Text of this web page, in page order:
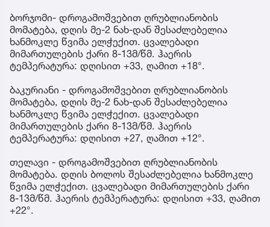
ბორჯომი- დროგამოშვებით ღრუბლიანობის
მომატება, დღის მე-2 ნახ-დან შესაძლებელია
ხანმოკლე წვიმა ელჭექით. ცვალებადი
მიმართულების ქარი 8-13მ/წმ. ჰაერის
ტემპერატურა: დღისით +33, ღამით +18°.
ბაკურიანი - დროგამოშვებით ღრუბლიანობის
მომატება, დღის მე-2 ნახ-დან შესაძლებელია
ხანმოკლე წვიმა ელჭექით. ცვალებადი
მიმართულების ქარი 8-13მ/წმ. ჰაერის
ტემპერატურა: დღისით +27, ღამით +12°.
თელავი - დროგამოშვებით ღრუბლიანობის
მომატება. დღის ბოლოს შესაძლებელია ხანმოკლე
წვიმა ელჭექით. ცვალებადი მიმართულების ქარი
8-13მ/წმ. ჰაერის ტემპერატურა: დღისით +33, ღამით
+22°.